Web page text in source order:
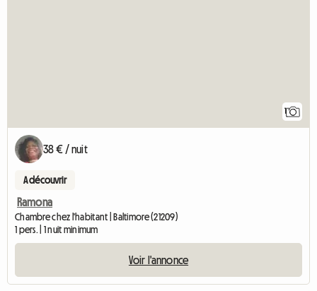
1
38 € / nuit
A découvrir
Ramona
Chambre chez l'habitant | Baltimore (21209)
1 pers. | 1 nuit minimum
Voir l'annonce